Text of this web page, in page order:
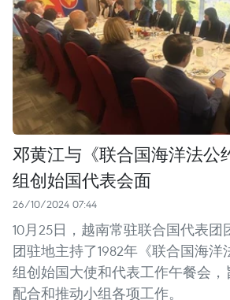
邓黄江与《联合国海洋法公
组创始国代表会面
26/10/2024 07:44
10月25日，越南常驻联合国代表团
团驻地主持了1982年《联合国海
组创始国大使和代表工作午餐会，
配合和推动小组各项工作。